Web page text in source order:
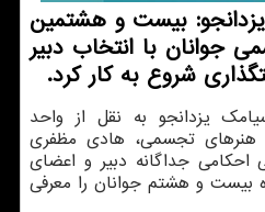
بیست و هشتمین
جوانان با انتخاب دبیر
شروع به کار کرد.
یزدانجو به نقل از واحد
هنرهای تجسمی، هادی مظفری
جداگانه دبیر و اعضای
بیست و هشتم جوانان را معرفی